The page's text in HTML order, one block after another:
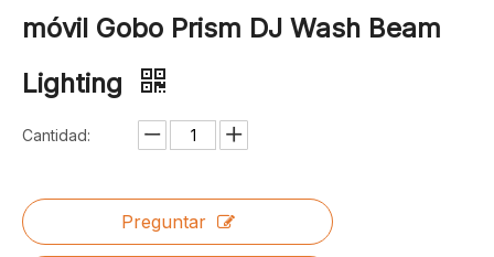
móvil Gobo Prism DJ Wash Beam
Lighting
Cantidad:
Preguntar